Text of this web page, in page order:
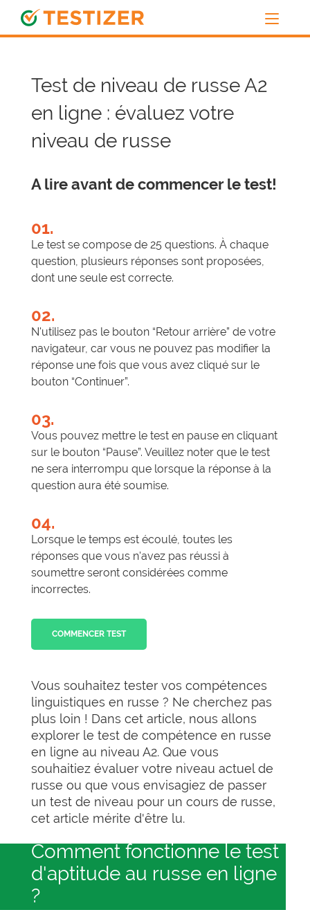
Test de niveau de russe A2
en ligne : évaluez votre
niveau de russe
A lire avant de commencer le test!
01.
Le test se compose de 25 questions. À chaque
question, plusieurs réponses sont proposées,
dont une seule est correcte.
02.
N'utilisez pas le bouton “Retour arrière” de votre
navigateur, car vous ne pouvez pas modifier la
réponse une fois que vous avez cliqué sur le
bouton “Continuer”.
03.
Vous pouvez mettre le test en pause en cliquant
sur le bouton “Pause”. Veuillez noter que le test
ne sera interrompu que lorsque la réponse à la
question aura été soumise.
04.
Lorsque le temps est écoulé, toutes les
réponses que vous n'avez pas réussi à
soumettre seront considérées comme
incorrectes.
COMMENCER TEST
Vous souhaitez tester vos compétences
linguistiques en russe ? Ne cherchez pas
plus loin ! Dans cet article, nous allons
explorer le test de compétence en russe
en ligne au niveau A2. Que vous
souhaitiez évaluer votre niveau actuel de
russe ou que vous envisagiez de passer
un test de niveau pour un cours de russe,
cet article mérite d'être lu.
Comment fonctionne le test
d'aptitude au russe en ligne
?